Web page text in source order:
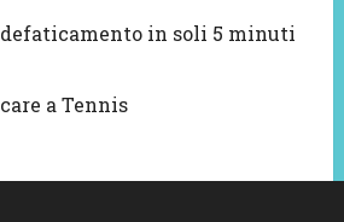
in soli 5 minuti
a Tennis